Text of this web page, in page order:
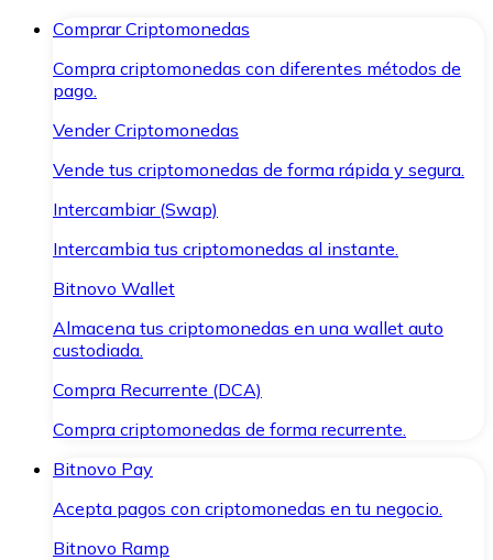
Comprar Criptomonedas
Compra criptomonedas con diferentes métodos de
pago.
Vender Criptomonedas
Vende tus criptomonedas de forma rápida y segura.
Intercambiar (Swap)
Intercambia tus criptomonedas al instante.
Bitnovo Wallet
Almacena tus criptomonedas en una wallet auto
custodiada.
Compra Recurrente (DCA)
Compra criptomonedas de forma recurrente.
Bitnovo Pay
Acepta pagos con criptomonedas en tu negocio.
Bitnovo Ramp